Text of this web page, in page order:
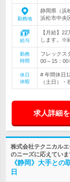
勤務地
静岡県（浜
浜松市中央
給与
【月給】
します。※
勤務
時間
フレックス
00～15：
休日
休暇
# 年間休日
（土日）
求人詳細
株式会社テクニカル
のニーズに応えてい
《静岡》大手と
日